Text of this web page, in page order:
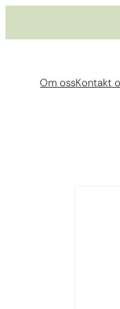
Om ossKontakt